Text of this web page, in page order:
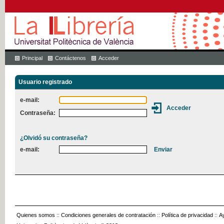
Principal Contáctenos Acceder
Usuario registrado
e-mail:
Contraseña:
¿Olvidó su contraseña?
e-mail:
Quienes somos :: Condiciones generales de contratación :: Política de privacidad ::